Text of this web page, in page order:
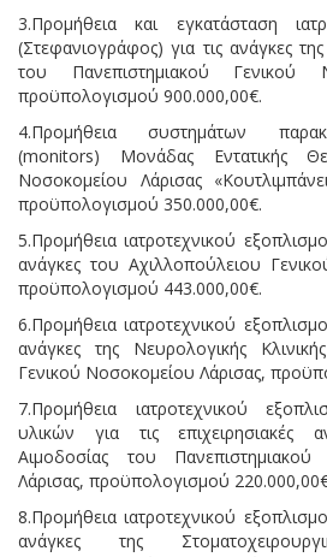
3.Προμήθεια και εγκατάσταση
(Στεφανιογράφος) για τις ανάγκες
του Πανεπιστημιακού Γενικού
προϋπολογισμού 900.000,00€.
4.Προμήθεια συστημάτων
(monitors) Μονάδας Εντατικής
Νοσοκομείου Λάρισας
προϋπολογισμού 350.000,00€.
5.Προμήθεια ιατροτεχνικού
ανάγκες του Αχιλλοπούλειου
προϋπολογισμού 443.000,00€.
6.Προμήθεια ιατροτεχνικού
ανάγκες της Νευρολογικής
Γενικού Νοσοκομείου Λάρισας,
7.Προμήθεια ιατροτεχνικού
υλικών για τις επιχειρησιακές
Αιμοδοσίας του
Λάρισας, προϋπολογισμού
8.Προμήθεια ιατροτεχνικού
ανάγκες της